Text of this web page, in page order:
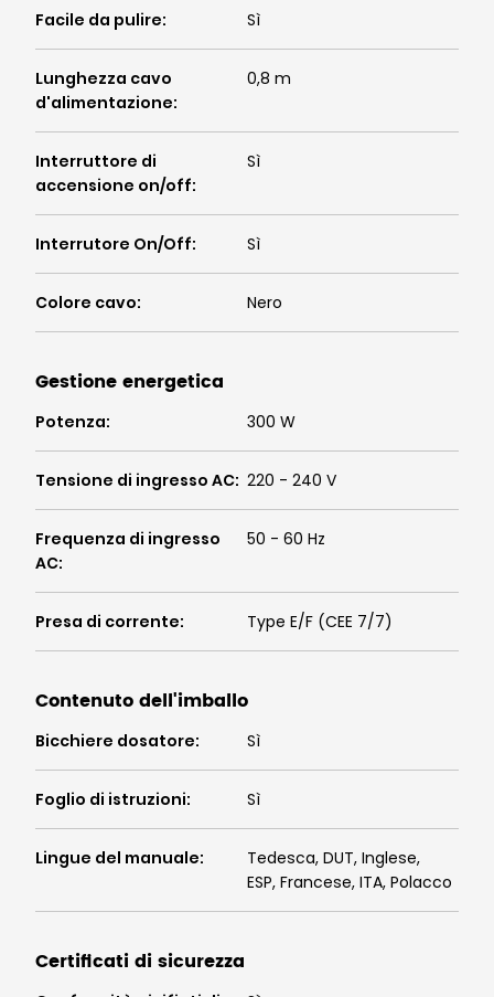
Facile da pulire: Sì
Lunghezza cavo
d'alimentazione:
0,8 m
Interruttore di
accensione on/off:
Sì
Interrutore On/Off: Sì
Colore cavo: Nero
Gestione energetica
Potenza: 300 W
Tensione di ingresso AC: 220 - 240 V
Frequenza di ingresso
AC:
50 - 60 Hz
Presa di corrente: Type E/F (CEE 7/7)
Contenuto dell'imballo
Bicchiere dosatore: Sì
Foglio di istruzioni: Sì
Lingue del manuale:
Tedesca, DUT, Inglese,
ESP, Francese, ITA, Polacco
Certificati di sicurezza